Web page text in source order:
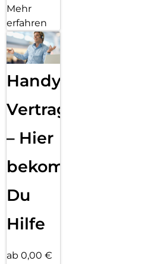
Mehr
erfahren
Handy
– Hier
bekommst
Du
Hilfe
ab 0,00 €